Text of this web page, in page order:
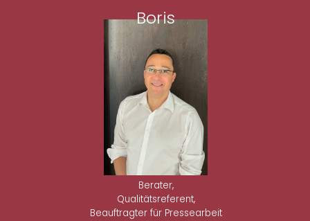
Boris
Berater,
Qualitätsreferent,
Beauftragter für Pressearbeit